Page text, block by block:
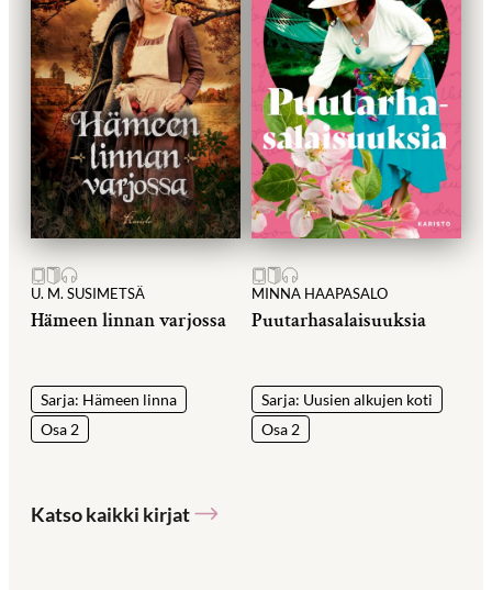
U. M. SUSIMETSÄ
Hämeen linnan varjossa
Sarja: Hämeen linna
Osa 2
MINNA HAAPASALO
Puutarhasalaisuuksia
Sarja: Uusien alkujen koti
Osa 2
Katso kaikki kirjat